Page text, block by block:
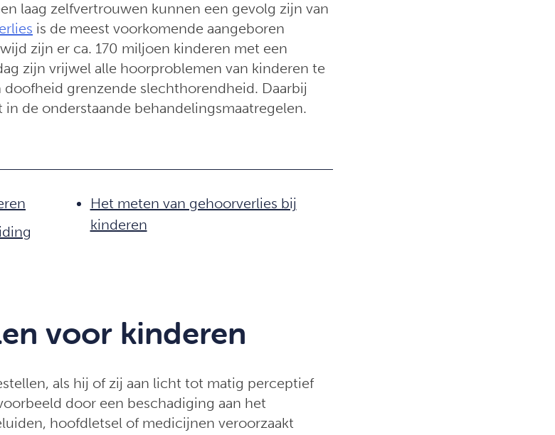
laag zelfvertrouwen kunnen een gevolg zijn van
is de meest voorkomende aangeboren
zijn er ca. 170 miljoen kinderen met een
zijn vrijwel alle hoorproblemen van kinderen te
doofheid grenzende slechthorendheid. Daarbij
de onderstaande behandelingsmaatregelen.
Het meten van gehoorverlies bij
kinderen
voor kinderen
als hij of zij aan licht tot matig perceptief
door een beschadiging aan het
hoofdletsel of medicijnen veroorzaakt